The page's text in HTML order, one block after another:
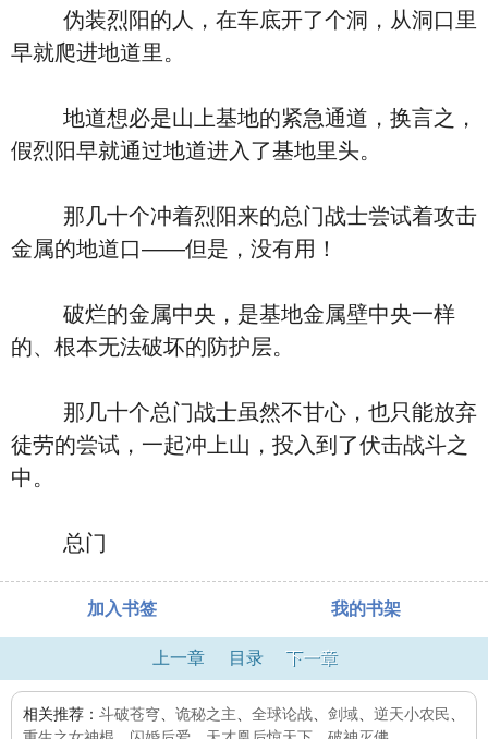
伪装烈阳的人，在车底开了个洞，从洞口里
早就爬进地道里。
地道想必是山上基地的紧急通道，换言之，
假烈阳早就通过地道进入了基地里头。
那几十个冲着烈阳来的总门战士尝试着攻击
金属的地道口――但是，没有用！
破烂的金属中央，是基地金属壁中央一样
的、根本无法破坏的防护层。
那几十个总门战士虽然不甘心，也只能放弃
徒劳的尝试，一起冲上山，投入到了伏击战斗之
中。
总门
加入书签 我的书架
上一章 目录 下一章
相关推荐： 斗破苍穹 诡秘之主 全球论战 剑域 逆天小农民